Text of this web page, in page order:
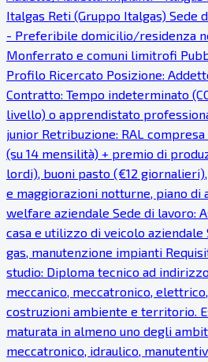
Italgas Reti (Gruppo Italgas) Sede
- Preferibile domicilio/residenza
Monferrato e comuni limitrofi
Profilo Ricercato Posizione:
Contratto: Tempo indeterminato
livello) o apprendistato
junior Retribuzione: RAL
(su 14 mensilità) + premio di
lordi), buoni pasto (€12
e maggiorazioni notturne, piano di
welfare aziendale Sede di lavoro:
casa e utilizzo di veicolo
gas, manutenzione impianti
studio: Diploma tecnico ad
meccanico, meccatronico,
costruzioni ambiente e territorio.
maturata in almeno uno degli
meccatronico, idraulico,